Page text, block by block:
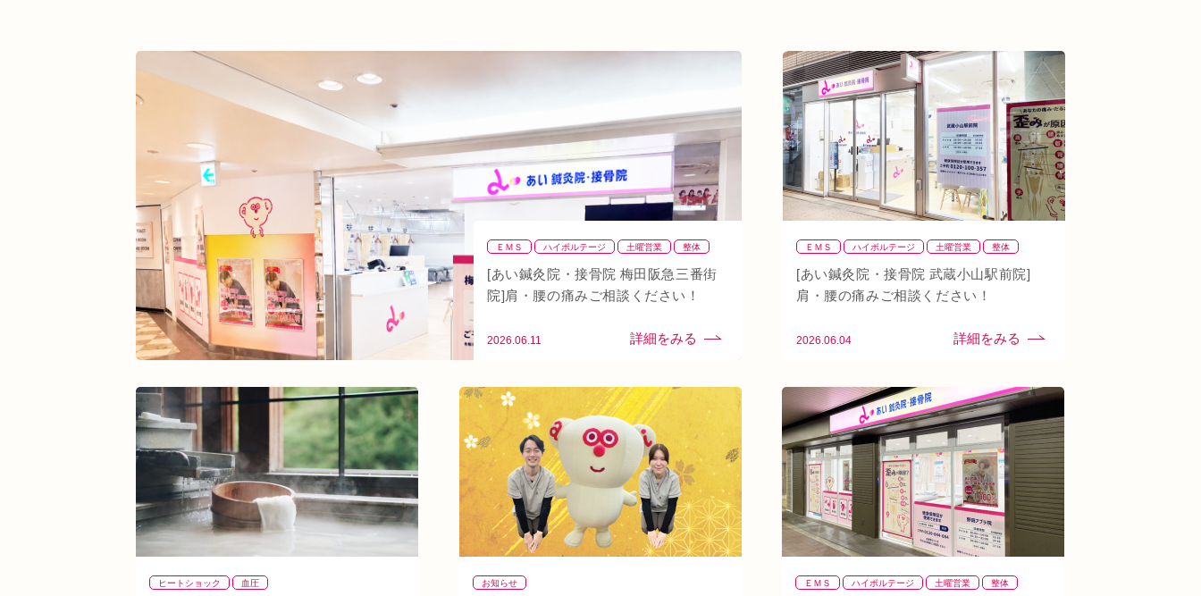
シワ・シミ・たるみ
手首 谷9 寒暖差 梅雨 四十肩 五十肩
代謝
めまい
眼精疲労 スマホ首 美肌
夏バテ 寺田町 オープン
ストレートネック
酵素ドリンク
紫外線 土・日・祝営業 筋緊張 ばね指
小顔
日焼け 地下街 本町 天満橋 天王寺
頸椎椎間板ヘルニア
整骨院
好転反応 脱水症状 反り腰 湿気 なんばウォーク
イオンタウン小阪
今里
クリスタ長堀 駅構内 八戸ノ里駅 呼吸 玉造 春バテ
ＥＭＳ ハイボルテージ 土曜営業
整体
整骨
肩 背骨矯正 腰
血流改善
鍼灸
頭痛 首 駅近 骨盤矯正
[あい鍼灸院・接骨院 梅田阪急三番街
院]肩・腰の痛みご相談ください！
2026.06.11
ＥＭＳ ハイボルテージ 土曜営業
整体
整骨
肩 背骨矯正 腰 血流改善
鍼灸
頭痛
首 駅近 骨盤矯正
[あい鍼灸院・接骨院 武蔵小山駅前院]
肩・腰の痛みご相談ください！
2026.06.04
ヒートショック 血圧 お知らせ ＥＭＳ ハイボルテージ 土曜営業
整体